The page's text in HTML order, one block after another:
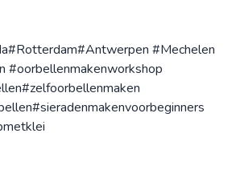
#Mechelen
#oorbellenmakenworkshop